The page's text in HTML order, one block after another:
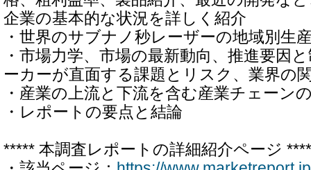
企業の基本的な状況を詳しく紹介
・世界のサブナノ秒レーザーの地域別生
・市場力学、市場の最新動向、推進要因
ーカーが直面する課題とリスク、業界の
・産業の上流と下流を含む産業チェーン
・レポートの要点と結論
***** 本調査レポートの詳細紹介ページ